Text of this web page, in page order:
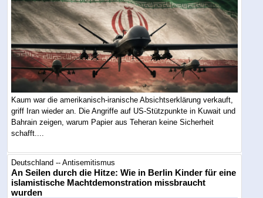
Kaum war die amerikanisch-iranische Absichtserklärung verkauft,
griff Iran wieder an. Die Angriffe auf US-Stützpunkte in Kuwait und
Bahrain zeigen, warum Papier aus Teheran keine Sicherheit
schafft....
Deutschland -- Antisemitismus
An Seilen durch die Hitze: Wie in Berlin Kinder für eine
islamistische Machtdemonstration missbraucht
wurden